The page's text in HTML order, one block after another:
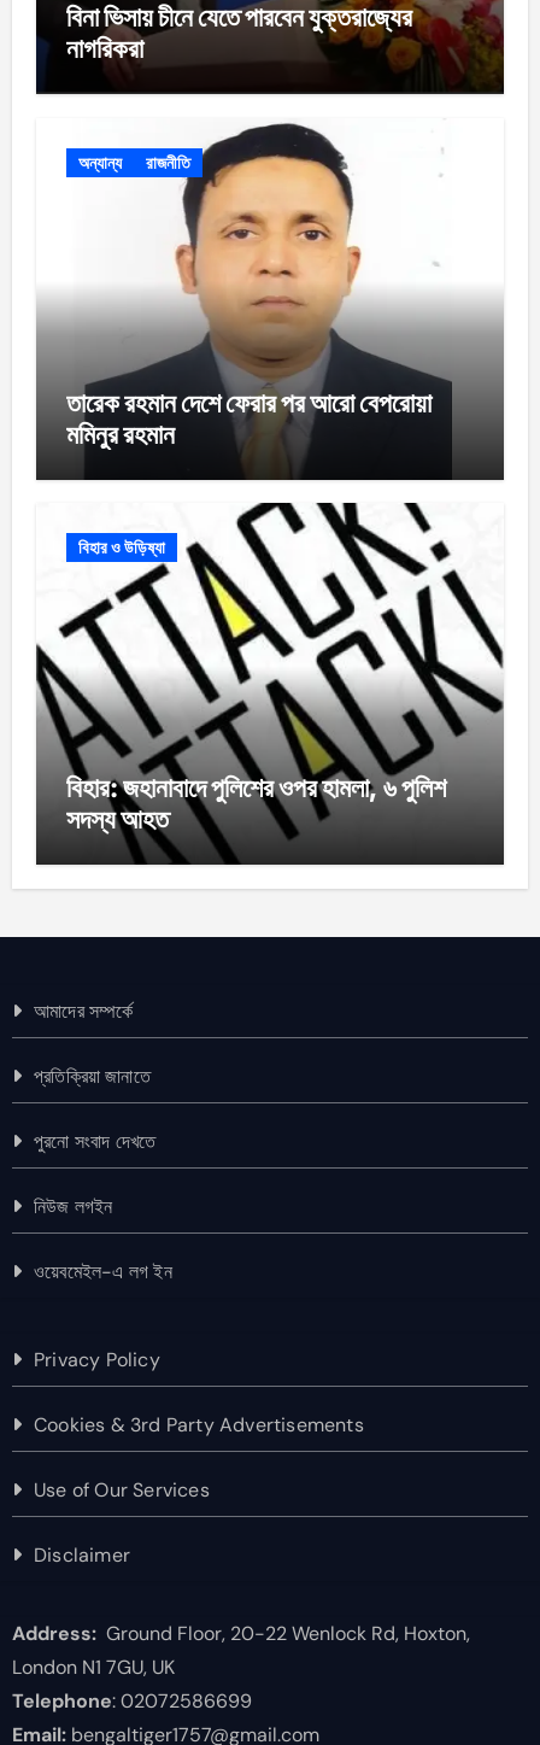
বিনা ভিসায় চীনে যেতে পারবেন যুক্তরাজ্যের
নাগরিকরা
অন্যান্য রাজনীতি
তারেক রহমান দেশে ফেরার পর আরো বেপরোয়া
মমিনুর রহমান
বিহার ও উড়িষ্যা
বিহার: জহানাবাদে পুলিশের ওপর হামলা, ৬ পুলিশ
সদস্য আহত
আমাদের সম্পর্কে
প্রতিক্রিয়া জানাতে
পুরনো সংবাদ দেখতে
নিউজ লগইন
ওয়েবমেইল-এ লগ ইন
Privacy Policy
Cookies & 3rd Party Advertisements
Use of Our Services
Disclaimer
Address:Ground Floor, 20-22 Wenlock Rd, Hoxton,
London N1 7GU, UK
Telephone: 02072586699
Email:bengaltiger1757@gmail.com